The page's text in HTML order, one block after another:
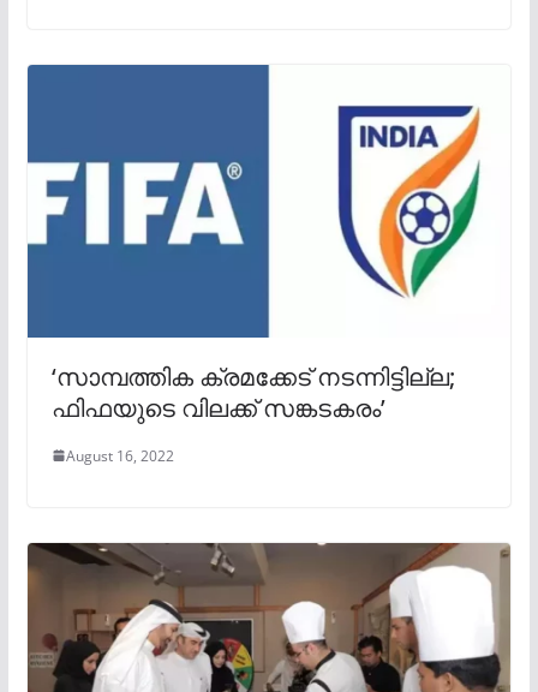
‘സാമ്പത്തിക ക്രമക്കേട് നടന്നിട്ടില്ല;
ഫിഫയുടെ വിലക്ക് സങ്കടകരം’
August 16, 2022